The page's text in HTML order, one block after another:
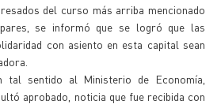
del curso más arriba mencionado
se informó que se logró que las
con asiento en esta capital sean
tal sentido al Ministerio de Economía,
aprobado, noticia que fue recibida con